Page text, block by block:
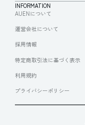
INFORMATION
AUENについて
運営会社について
採用情報
特定商取引法に基づく表示
利用規約
プライバシーポリシー